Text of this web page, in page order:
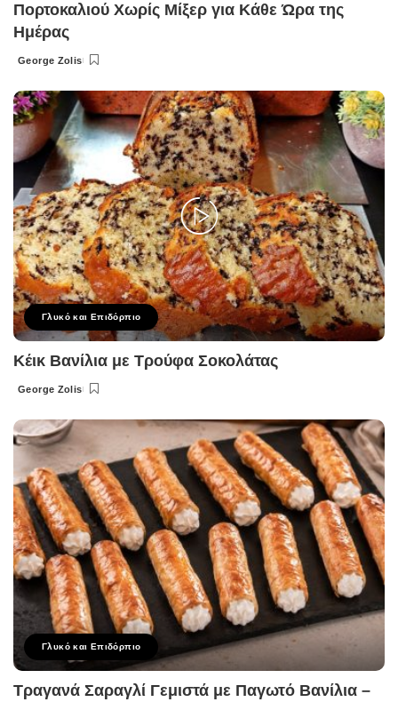
Πορτοκαλιού Χωρίς Μίξερ για Κάθε Ώρα της
Ημέρας
Posted
George Zolis
Γλυκό και Επιδόρπιο
Κέικ Βανίλια με Τρούφα Σοκολάτας
Posted
George Zolis
Γλυκό και Επιδόρπιο
Τραγανά Σαραγλί Γεμιστά με Παγωτό Βανίλια –